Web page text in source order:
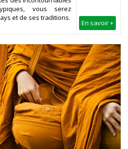
En savoir +
vous serez
et de ses traditions.